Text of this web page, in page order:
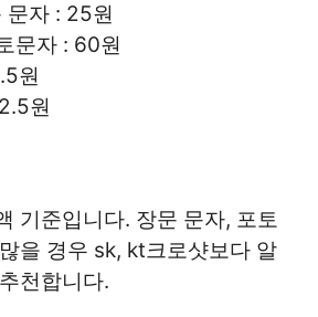
문자 : 25원
문자 : 60원
원
원
기준입니다. 장문 문자, 포토
을 경우 sk, kt크로샷보다 알
천합니다.